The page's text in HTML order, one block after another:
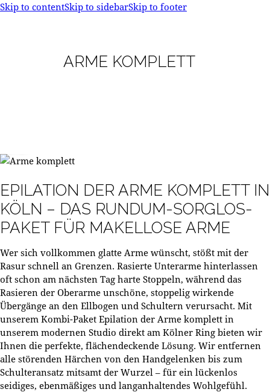
Skip to contentSkip to sidebarSkip to footer
ARME KOMPLETT
EPILATION DER ARME KOMPLETT IN
KÖLN – DAS RUNDUM-SORGLOS-
PAKET FÜR MAKELLOSE ARME
Wer sich vollkommen glatte Arme wünscht, stößt mit der
Rasur schnell an Grenzen. Rasierte Unterarme hinterlassen
oft schon am nächsten Tag harte Stoppeln, während das
Rasieren der Oberarme unschöne, stoppelig wirkende
Übergänge an den Ellbogen und Schultern verursacht. Mit
unserem Kombi-Paket Epilation der Arme komplett in
unserem modernen Studio direkt am Kölner Ring bieten wir
Ihnen die perfekte, flächendeckende Lösung. Wir entfernen
alle störenden Härchen von den Handgelenken bis zum
Schulteransatz mitsamt der Wurzel – für ein lückenlos
seidiges, ebenmäßiges und langanhaltendes Wohlgefühl.